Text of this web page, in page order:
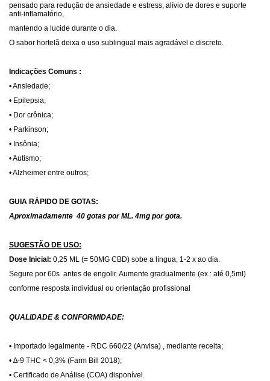
pensado para redução de ansiedade e estress, alívio de dores e suporte
anti-inflamatório,
mantendo a lucide durante o dia.
O sabor hortelã deixa o uso sublingual mais agradável e discreto.
Indicações Comuns :
• Ansiedade;
• Epilepsia;
• Dor crônica;
• Parkinson;
• Insônia;
• Autismo;
• Alzheimer entre outros;
GUIA RÁPIDO DE GOTAS:
Aproximadamente 40 gotas por ML. 4mg por gota.
SUGESTÃO DE USO:
Dose Inicial: 0,25 ML (= 50MG CBD) sobe a língua, 1-2 x ao dia.
Segure por 60s antes de engolir. Aumente gradualmente (ex.: até 0,5ml)
conforme resposta individual ou orientação profissional
QUALIDADE & CONFORMIDADE:
• Importado legalmente - RDC 660/22 (Anvisa) , mediante receita;
• ∆-9 THC < 0,3% (Farm Bill 2018);
• Certificado de Análise (COA) disponível.